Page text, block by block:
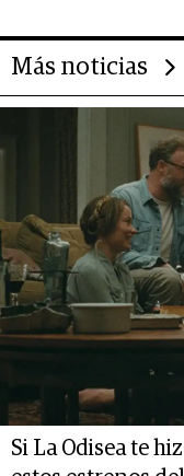
Más noticias
Si La Odisea te